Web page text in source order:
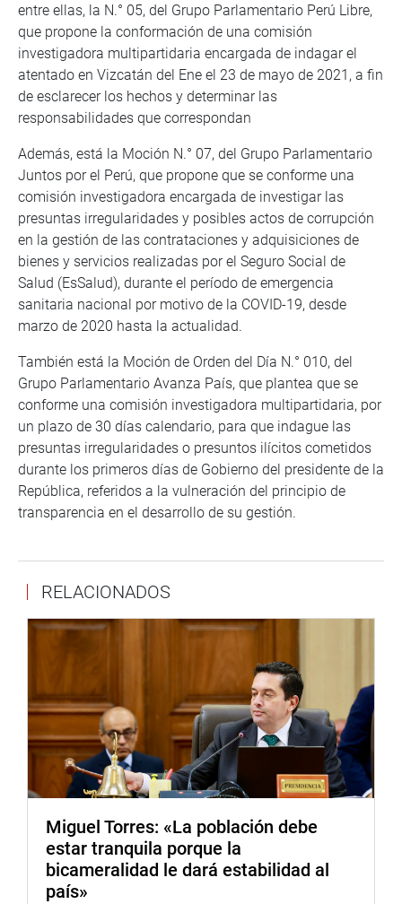
entre ellas, la N.° 05, del Grupo Parlamentario Perú Libre,
que propone la conformación de una comisión
investigadora multipartidaria encargada de indagar el
atentado en Vizcatán del Ene el 23 de mayo de 2021, a fin
de esclarecer los hechos y determinar las
responsabilidades que correspondan
Además, está la Moción N.° 07, del Grupo Parlamentario
Juntos por el Perú, que propone que se conforme una
comisión investigadora encargada de investigar las
presuntas irregularidades y posibles actos de corrupción
en la gestión de las contrataciones y adquisiciones de
bienes y servicios realizadas por el Seguro Social de
Salud (EsSalud), durante el período de emergencia
sanitaria nacional por motivo de la COVID-19, desde
marzo de 2020 hasta la actualidad.
También está la Moción de Orden del Día N.° 010, del
Grupo Parlamentario Avanza País, que plantea que se
conforme una comisión investigadora multipartidaria, por
un plazo de 30 días calendario, para que indague las
presuntas irregularidades o presuntos ilícitos cometidos
durante los primeros días de Gobierno del presidente de la
República, referidos a la vulneración del principio de
transparencia en el desarrollo de su gestión.
RELACIONADOS
Miguel Torres: «La población debe
estar tranquila porque la
bicameralidad le dará estabilidad al
país»